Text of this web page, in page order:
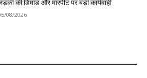
की डिमांड और मारपीट पर बड़ी कार्यवाही
08/2026